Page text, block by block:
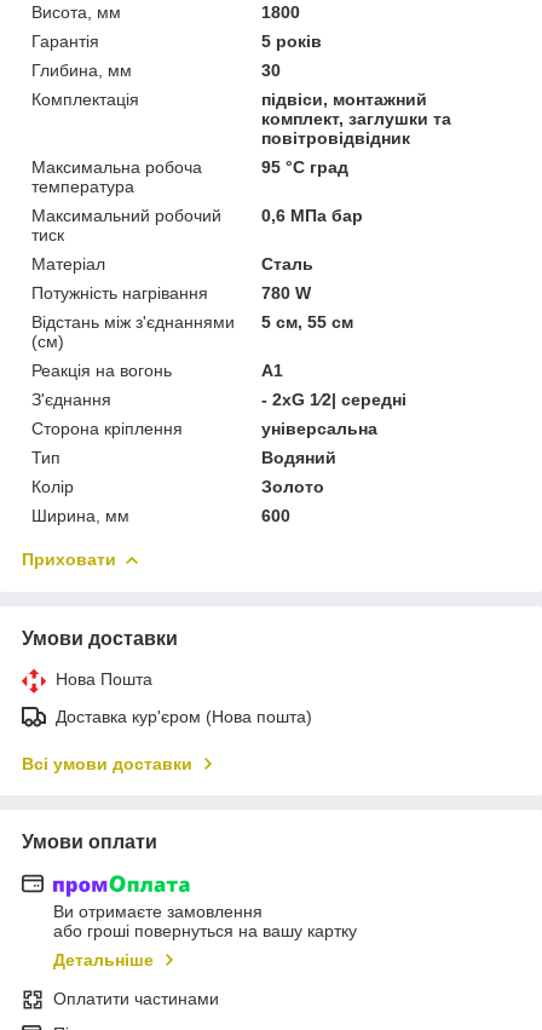
Висота, мм
1800
Гарантія
5 років
Глибина, мм
30
Комплектація
підвіси, монтажний
комплект, заглушки та
повітровідвідник
Максимальна робоча
температура
95 °С град
Максимальний робочий
тиск
0,6 МПа бар
Матеріал
Сталь
Потужність нагрівання
780 W
Відстань між з'єднаннями
(см)
5 см, 55 см
Реакція на вогонь
А1
З'єднання
- 2xG 1⁄2| середні
Сторона кріплення
універсальна
Тип
Водяний
Колір
Золото
Ширина, мм
600
Приховати
Умови доставки
Нова Пошта
Доставка кур'єром (Нова пошта)
Всі умови доставки
Умови оплати
Ви отримаєте замовлення
або гроші повернуться на вашу картку
Детальніше
Оплатити частинами